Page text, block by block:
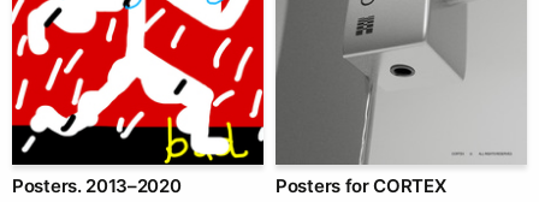
Posters. 2013–2020 Posters for CORTEX